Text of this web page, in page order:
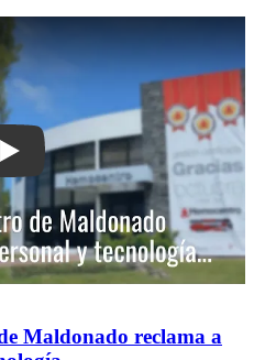
Play: Director del Hemocentro de
Maldonado reclama a